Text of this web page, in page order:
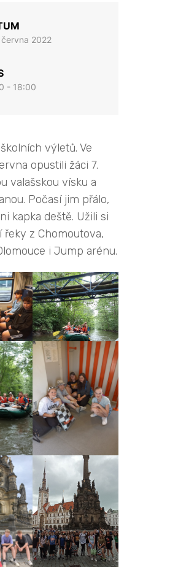
2022
- 18:00
výletů. Ve
opustili žáci 7.
valašskou vísku a
Počasí jim přálo,
kapka deště. Užili si
řeky z Chomoutova,
i Jump arénu.